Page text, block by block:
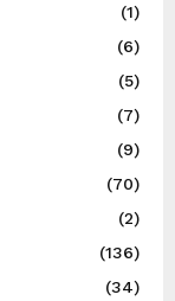
(1)
(6)
(5)
(7)
(9)
(70)
(2)
(136)
(34)